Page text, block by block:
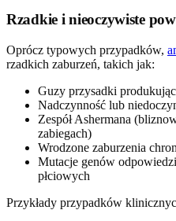
Rzadkie i nieoczywiste
Oprócz typowych przypadków,
rzadkich zaburzeń, takich jak:
Guzy przysadki
Nadczynność lub
Zespół Ashermana
zabiegach)
Wrodzone zaburzenia
Mutacje genów
płciowych
Przykłady przypadków